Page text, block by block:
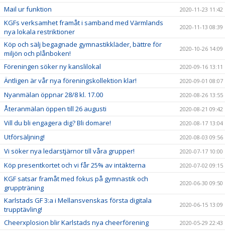
Mail ur funktion 2020-11-23 11:42
KGFs verksamhet framåt i samband med Värmlands
nya lokala restriktioner
2020-11-13 08:39
Köp och sälj begagnade gymnastikkläder, bättre för
miljön och plånboken!
2020-10-26 14:09
Föreningen söker ny kanslilokal 2020-09-16 13:11
Äntligen är vår nya föreningskollektion klar! 2020-09-01 08:07
Nyanmälan öppnar 28/8 kl. 17.00 2020-08-26 13:55
Återanmälan öppen till 26 augusti 2020-08-21 09:42
Vill du bli engagera dig? Bli domare! 2020-08-17 13:04
Utförsäljning! 2020-08-03 09:56
Vi söker nya ledarstjärnor till våra grupper! 2020-07-17 10:00
Köp presentkortet och vi får 25% av intäkterna 2020-07-02 09:15
KGF satsar framåt med fokus på gymnastik och
gruppträning
2020-06-30 09:50
Karlstads GF 3:a i Mellansvenskas första digitala
trupptävling!
2020-06-15 13:09
Cheerxplosion blir Karlstads nya cheerförening 2020-05-29 22:43